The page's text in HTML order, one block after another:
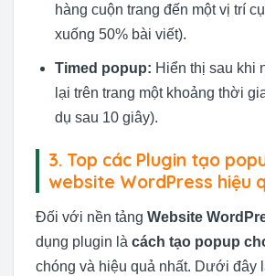
hàng cuộn trang đến một vị trí
xuống 50% bài viết).
Timed popup: Hiển thị sau khi
lại trên trang một khoảng thời
dụ sau 10 giây).
3. Top các Plugin tạo
website WordPress hiệu
Đối với nền tảng Website
dụng plugin là cách tạo popup
chóng và hiệu quả nhất. Dưới đây